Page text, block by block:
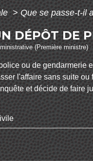
> Que se passe-t-il
DÉPÔT DE
(Première ministre)
ou de
l'affaire sans suite
et décide de faire